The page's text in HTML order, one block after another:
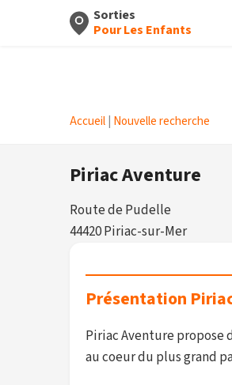
Sorties
Pour Les Enfants
Accueil Nouvelle recherche
Piriac Aventure
Route de Pudelle
44420 Piriac-sur-Mer
Présentation
Piriac Aventure propose
au coeur du plus grand